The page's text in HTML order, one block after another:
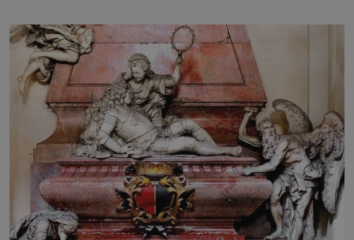
dalšími desítkami tisíc příslušnic svého včelstva,
vznikne jeden z nejdokonalejších organismů